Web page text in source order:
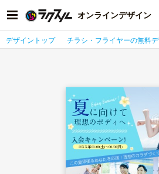
オンラインデザイン
デザイントップ チラシ・フライヤーの無料